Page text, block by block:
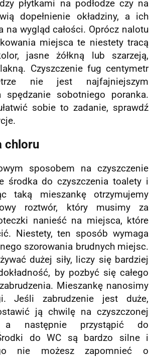
płytkami na podłodze czy na
dopełnienie okładziny, a ich
na wygląd całości. Oprócz nalotu
miejsca te niestety tracą
jasne żółkną lub szarzeją,
Czyszczenie fug centymetr
nie jest najfajniejszym
spędzanie sobotniego poranka.
sobie to zadanie, sprawdź
chloru
sposobem na czyszczenie
środka do czyszczenia toalety i
taką mieszankę otrzymujemy
roztwór, który musimy za
nanieść na miejsca, które
Niestety, ten sposób wymaga
szorowania brudnych miejsc.
dużej siły, liczy się bardziej
by pozbyć się całego
Mieszankę nanosimy
Jeśli zabrudzenie jest duże,
ją chwilę na czyszczonej
a następnie przystąpić do
do WC są bardzo silne i
nie możesz zapomnieć o